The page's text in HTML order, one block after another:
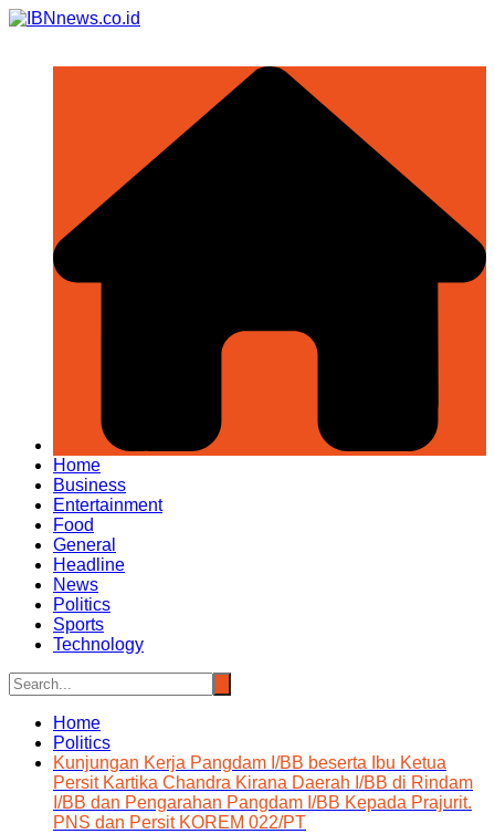
Skip
Home
Business
Entertainment
Food
General
Headline
News
Politics
Sports
Technology
Home
Politics
Kunjungan Kerja Pangdam I/BB beserta Ibu Ketua
Persit Kartika Chandra Kirana Daerah I/BB di Rindam
I/BB dan Pengarahan Pangdam I/BB Kepada Prajurit.
PNS dan Persit KOREM 022/PT